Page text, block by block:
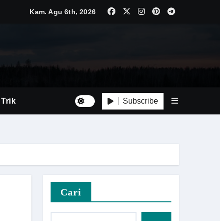
Kam. Agu 6th, 2026
Subscribe
Cari